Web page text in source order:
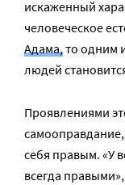
искаженный
человеческое
Адама,то одним
людей
Проявлениями
себя правым. «У
всегда